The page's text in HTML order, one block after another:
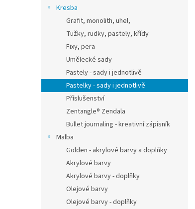
Kresba
Grafit, monolith, uhel,
Tužky, rudky, pastely, křídy
Fixy, pera
Umělecké sady
Pastely - sady i jednotlivě
Pastelky - sady i jednotlivě
Příslušenství
Zentangle® Zendala
Bullet journaling - kreativní zápisník
Malba
Golden - akrylové barvy a doplňky
Akrylové barvy
Akrylové barvy - doplňky
Olejové barvy
Olejové barvy - doplňky